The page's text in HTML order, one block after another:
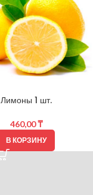
Лимоны 1 шт.
460,00₸
В КОРЗИНУ